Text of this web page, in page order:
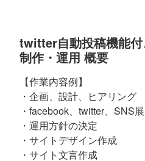
twitter自動投稿機能付
制作・運用 概要
【作業内容例】
・企画、設計、ヒアリング
・facebook、twitter、SNS
・運用方針の決定
・サイトデザイン作成
・サイト文言作成